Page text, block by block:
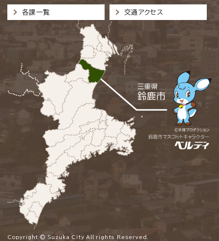
各課一覧 交通アクセス
Copyright © Suzuka City All rights Reserved.